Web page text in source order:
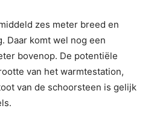
zes meter breed en
Daar komt wel nog een
bovenop. De potentiële
van het warmtestation,
van de schoorsteen is gelijk